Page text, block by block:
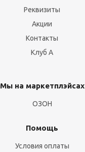
Реквизиты
Акции
Контакты
Клуб А
Мы на маркетплэйсах
ОЗОН
Помощь
Условия оплаты